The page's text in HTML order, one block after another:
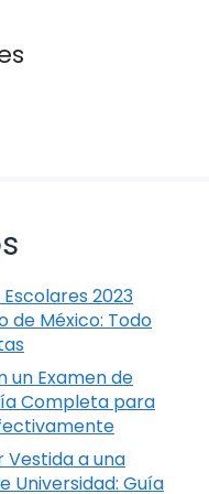
2023
de México: Todo
un Examen de
Completa para
Vestida a una
Universidad: Guía